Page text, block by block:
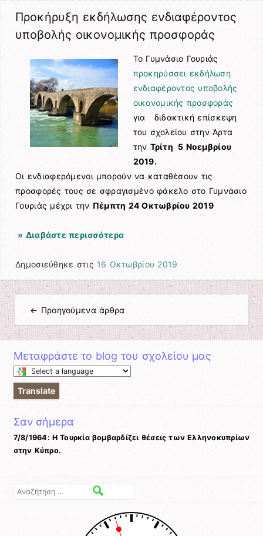
Προκήρυξη εκδήλωσης ενδιαφέροντος
υποβολής οικονομικής προσφοράς
Το Γυμνάσιο Γουριάς
προκηρύσσει εκδήλωση
ενδιαφέροντος υποβολής
οικονομικής προσφοράς
για διδακτική επίσκεψη
του σχολείου στην Άρτα
την Τρίτη 5 Νοεμβρίου
2019.
Οι ενδιαφερόμενοι μπορούν να καταθέσουν τις
προσφορές τους σε σφραγισμένο φάκελο στο Γυμνάσιο
Γουριάς μέχρι την Πέμπτη 24 Οκτωβρίου 2019
» Διαβάστε περισσότερα
Δημοσιεύθηκε στις 16 Οκτωβρίου 2019
Πλοήγηση άρθρων
← Προηγούμενα άρθρα
Μεταφράστε το blog του σχολείου μας
Select
a
translate
this
page
Translate
Σαν σήμερα
7/8/1964: Η Τουρκία βομβαρδίζει θέσεις των Ελληνοκυπρίων
στην Κύπρο.
Αναζήτηση